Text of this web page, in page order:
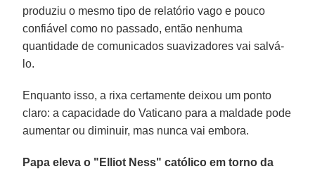
produziu o mesmo tipo de relatório vago e pouco
confiável como no passado, então nenhuma
quantidade de comunicados suavizadores vai salvá-
lo.
Enquanto isso, a rixa certamente deixou um ponto
claro: a capacidade do Vaticano para a maldade pode
aumentar ou diminuir, mas nunca vai embora.
Papa eleva o "Elliot Ness" católico em torno da